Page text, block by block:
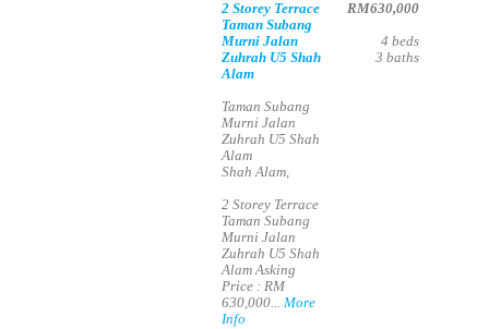
2 Storey Terrace
Taman Subang
Murni Jalan
Zuhrah U5 Shah
Alam
Taman Subang
Murni Jalan
Zuhrah U5 Shah
Alam
Shah Alam,
2 Storey Terrace
Taman Subang
Murni Jalan
Zuhrah U5 Shah
Alam Asking
Price : RM
630,000...More
Info
RM630,000
4 beds
3 baths